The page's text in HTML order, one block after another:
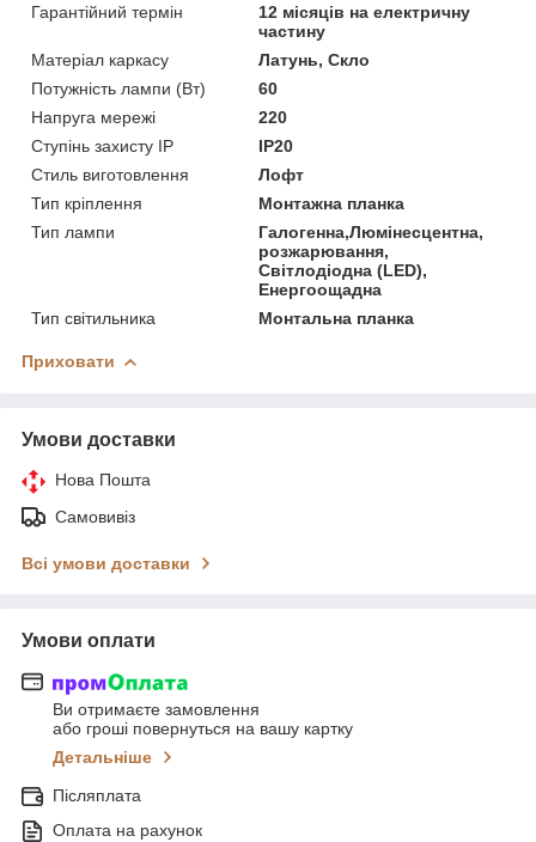
Гарантійний термін
12 місяців на електричну
частину
Матеріал каркасу
Латунь, Скло
Потужність лампи (Вт)
60
Напруга мережі
220
Ступінь захисту IP
IP20
Стиль виготовлення
Лофт
Тип кріплення
Монтажна планка
Тип лампи
Галогенна,Люмінесцентна,
розжарювання,
Світлодіодна (LED),
Енергоощадна
Тип світильника
Монтальна планка
Приховати
Умови доставки
Нова Пошта
Самовивіз
Всі умови доставки
Умови оплати
Ви отримаєте замовлення
або гроші повернуться на вашу картку
Детальніше
Післяплата
Оплата на рахунок